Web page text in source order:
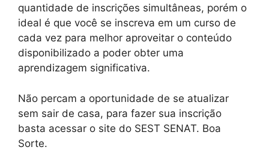
quantidade de inscrições simultâneas, porém o
ideal é que você se inscreva em um curso de
cada vez para melhor aproveitar o conteúdo
disponibilizado a poder obter uma
aprendizagem significativa.
Não percam a oportunidade de se atualizar
sem sair de casa, para fazer sua inscrição
basta acessar o site do SEST SENAT. Boa
Sorte.